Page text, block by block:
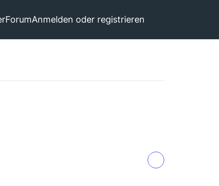
ForumAnmelden oder registrieren